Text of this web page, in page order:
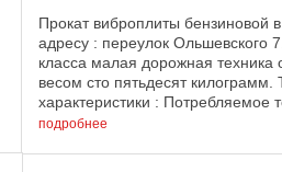
Прокат виброплиты бензиновой
адресу : переулок Ольшевского
класса малая дорожная
весом сто пятьдесят килограмм.
характеристики : Потребляемое
АИ-92; Расход : 1,6 л/час;
подробнее